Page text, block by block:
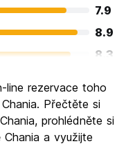
7.9
8.9
8.3
8.4
7.7
line rezervace toho
Přečtěte si
prohlédněte si
a využijte